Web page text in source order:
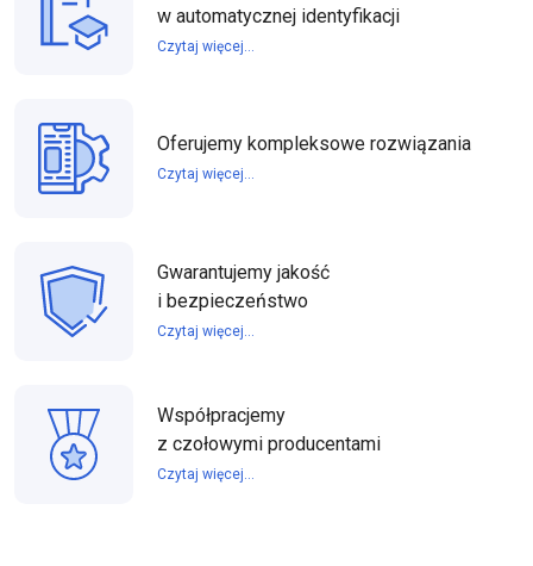
w automatycznej identyfikacji
Czytaj więcej...
Oferujemy kompleksowe rozwiązania
Czytaj więcej...
Gwarantujemy jakość
i bezpieczeństwo
Czytaj więcej...
Współpracjemy
z czołowymi producentami
Czytaj więcej...